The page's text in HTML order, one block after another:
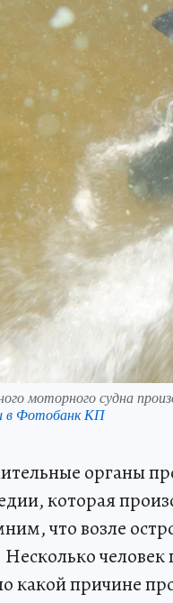
моторного судна
в Фотобанк КП
органы
которая
что возле
Несколько
какой причине